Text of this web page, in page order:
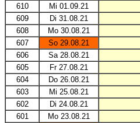
610
Mi 01.09.21
609
Di 31.08.21
608
Mo 30.08.21
607
So 29.08.21
606
Sa 28.08.21
605
Fr 27.08.21
604
Do 26.08.21
603
Mi 25.08.21
602
Di 24.08.21
601
Mo 23.08.21